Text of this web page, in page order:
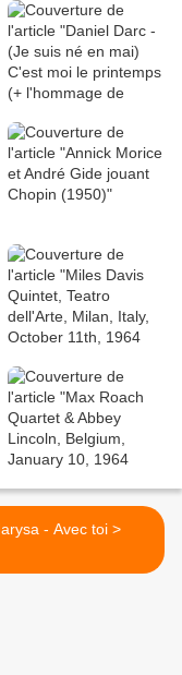
Marysa - Avec toi >